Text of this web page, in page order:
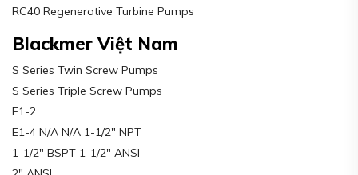
RC40 Regenerative Turbine Pumps
Blackmer Việt Nam
S Series Twin Screw Pumps
S Series Triple Screw Pumps
E1-2
E1-4 N/A N/A 1-1/2″ NPT
1-1/2″ BSPT 1-1/2″ ANSI